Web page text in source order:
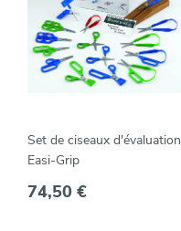
Set de ciseaux d'évaluation
Easi-Grip
74,50 €